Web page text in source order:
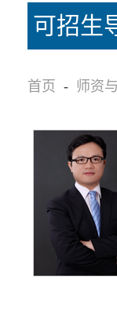
可招生
名单
首页 - 师资